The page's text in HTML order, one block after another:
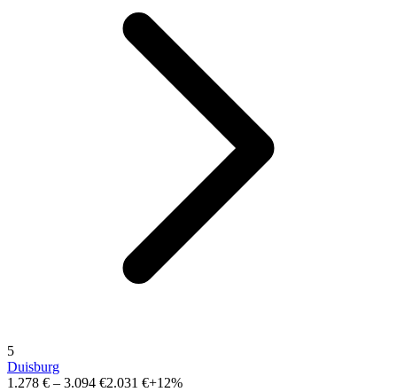
5
Duisburg
1.278 € – 3.094 €2.031 €+12%